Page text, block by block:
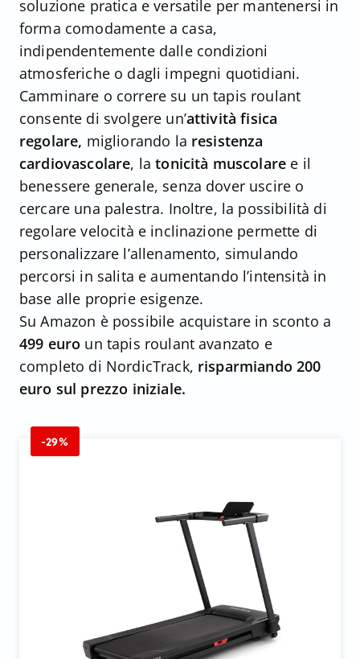
soluzione pratica e versatile per mantenersi in
forma comodamente a casa,
indipendentemente dalle condizioni
atmosferiche o dagli impegni quotidiani.
Camminare o correre su un tapis roulant
consente di svolgere un’attività fisica
regolare, migliorando la resistenza
cardiovascolare, latonicità muscolare e il
benessere generale, senza dover uscire o
cercare una palestra. Inoltre, la possibilità di
regolare velocità e inclinazione permette di
personalizzare l’allenamento, simulando
percorsi in salita e aumentando l’intensità in
base alle proprie esigenze.
Su Amazon è possibile acquistare in sconto a
499 euro un tapis roulant avanzato e
completo di NordicTrack, risparmiando 200
euro sul prezzo iniziale.
-29%